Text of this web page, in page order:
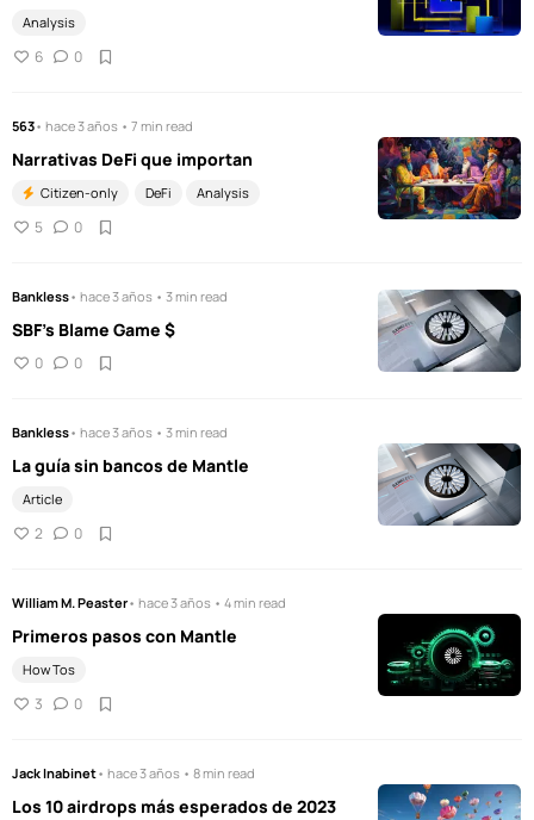
Analysis
6 0
563• hace 3 años • 7 min read
Narrativas DeFi que importan
Citizen-only DeFi Analysis
5 0
Bankless• hace 3 años • 3 min read
SBF's Blame Game $
0 0
Bankless• hace 3 años • 3 min read
La guía sin bancos de Mantle
Article
2 0
William M. Peaster• hace 3 años • 4 min read
Primeros pasos con Mantle
How Tos
3 0
Jack Inabinet• hace 3 años • 8 min read
Los 10 airdrops más esperados de 2023